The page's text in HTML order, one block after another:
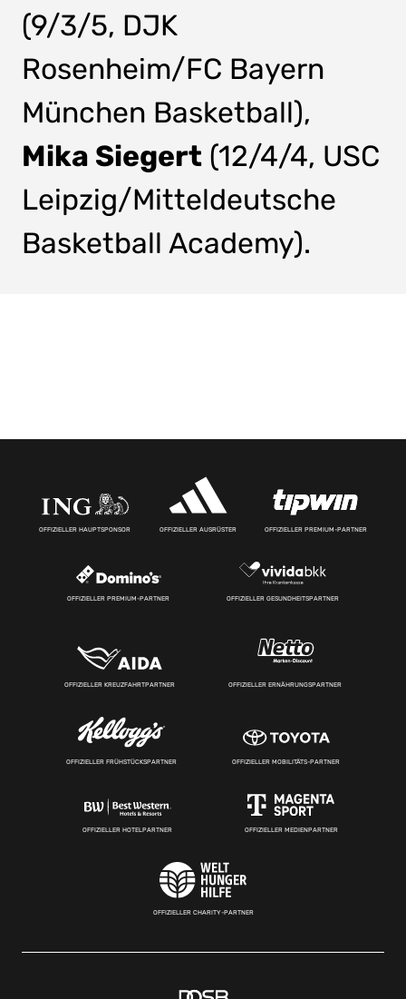
(9/3/5, DJK
Rosenheim/FC Bayern
München Basketball),
Mika Siegert (12/4/4, USC
Leipzig/Mitteldeutsche
Basketball Academy).
OFFIZIELLER HAUPTSPONSOR OFFIZIELLER AUSRÜSTER OFFIZIELLER PREMIUM-PARTNER
OFFIZIELLER PREMIUM-PARTNER OFFIZIELLER GESUNDHEITSPARTNER
OFFIZIELLER KREUZFAHRTPARTNER OFFIZIELLER ERNÄHRUNGSPARTNER
OFFIZIELLER FRÜHSTÜCKSPARTNER OFFIZIELLER MOBILITÄTS-PARTNER
OFFIZIELLER HOTELPARTNER OFFIZIELLER MEDIENPARTNER
OFFIZIELLER CHARITY-PARTNER